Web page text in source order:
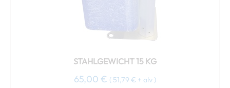
STAHLGEWICHT 15 KG
65,00 € ( 51,79 € + alv )